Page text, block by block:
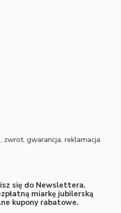
zwrot, gwarancja, reklamacja
się do Newslettera.
miarkę jubilerską
kupony rabatowe.